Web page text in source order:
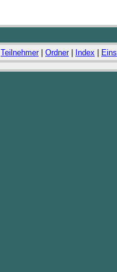
Teilnehmer| Ordner| Index